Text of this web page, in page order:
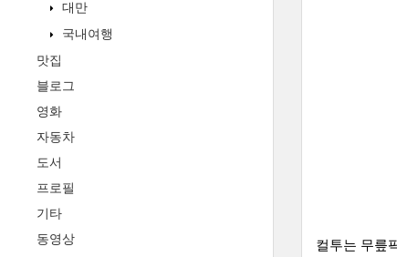
대만
국내여행
맛집
블로그
영화
자동차
도서
프로필
기타
동영상
컬투는 무릎